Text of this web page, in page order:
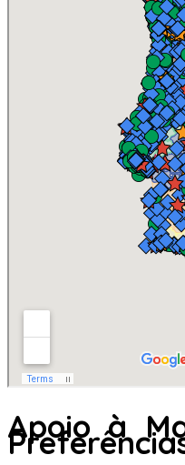
Apoio à